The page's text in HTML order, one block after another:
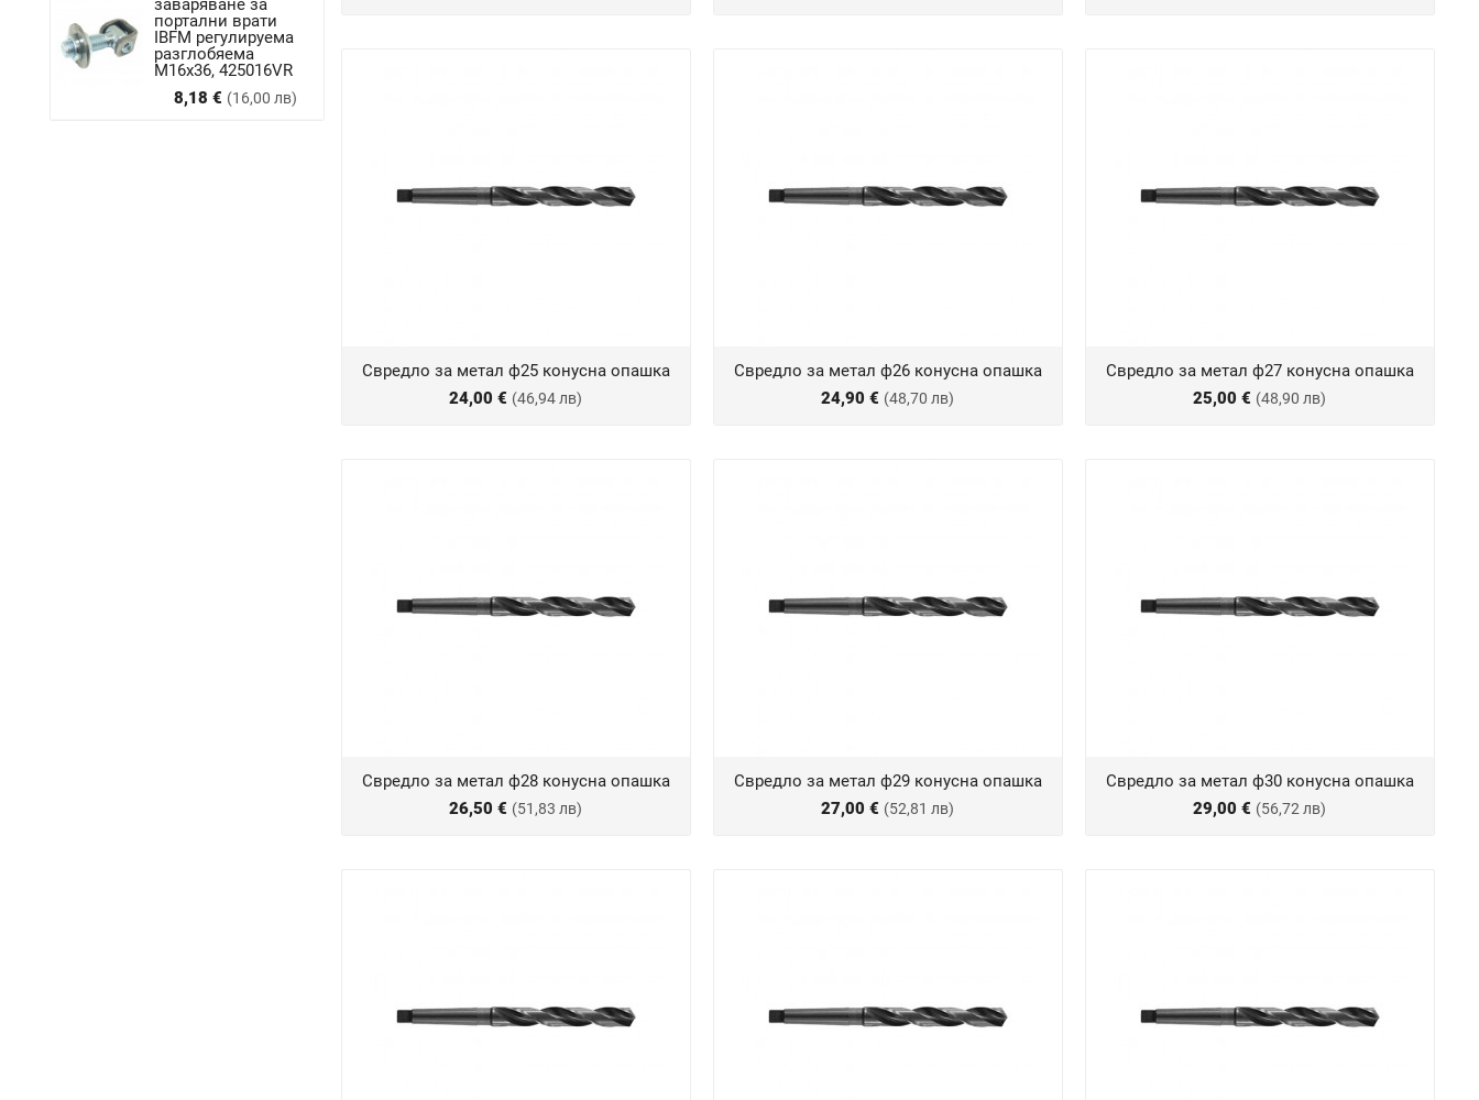
портални врати
IBFM регулируема
разглобяема
М16х36, 425016VR
8,18 € (16,00 лв)
Цена
Свредло за метал ф25 конусна опашка
24,00 € (46,94 лв)
Свредло за метал ф26 конусна опашка
24,90 € (48,70 лв)
Свредло за метал ф27 конусна опашка
25,00 € (48,90 лв)
Свредло за метал ф28 конусна опашка
26,50 € (51,83 лв)
Свредло за метал ф29 конусна опашка
27,00 € (52,81 лв)
Свредло за метал ф30 конусна опашка
29,00 € (56,72 лв)